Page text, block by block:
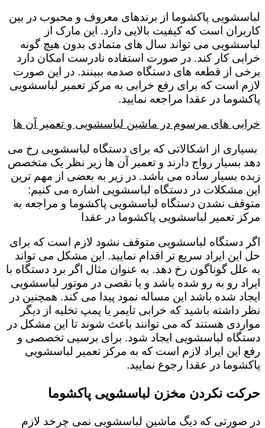
لباسشویی پاکشوما از برندهای معروف و محبوب در بین
کاربران است که کیفیت بالایی دارد. این مارک از
لباسشویی می تواند سال های متمادی بدون هیچ گونه
خرابی کار کند. در صورت استفاده نادرست امکان دارد
برخی از قطعه های دستگاه صدمه ببینند. در این صورت
لازم است که برای رفع خرابی به مرکز تعمیر لباسشویی
پاکشوما در عقدا مراجعه نمایید.
خرابی های مرسوم در ماشین لباسشویی و تعمیر آن ها
بسیاری از اشکالاتی که برای دستگاه لباسشویی رخ می
دهد بسیار رواج دارند و تعمیر آن ها زیر نظر یک متخصص
زبده بسیار ساده می باشد. در زیر به بعضی از مهم ترین
این مشکلات در دستگاه لباسشویی اشاره می کنیم:
متوقف نشدن دستگاه لباسشویی پاکشوما و مراجعه به
مرکز تعمیر لباسشویی پاکشوما در عقدا
اگر دستگاه لباسشویی متوقف نشود لازم است که برای
حل این ایراد سریع تر اقدام نمایید. این مشکل می تواند
به علل گوناگون رخ دهد. به عنوان مثال اگر برد دستگاه با
ایراد رو به رو شده باشد و یا نقصی در موتور لباسشویی
ایجاد شده باشد این مساله نمود پیدا می کند. همچنین در
نظر داشته باشید که خرابی تایمر یا پمپ تخلیه از دیگر
مواردی هستند که می توانند باعث شوند تا این مشکل در
دستگاه لباسشویی ایجاد شود. برای برسیی تخصصی و
رفع این ایراد لازم است که به مرکز تعمیر لباسشویی
پاکشوما در عقدا رجوع نمایید.
حرکت نکردن مخزن لباسشویی پاکشوما
در صورتی که دیگ ماشین لباسشویی نمی چرخد لازم